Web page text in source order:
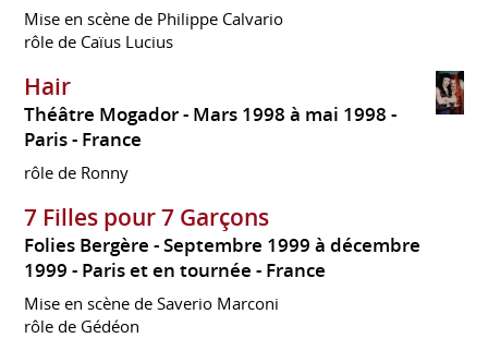
Mise en scène de Philippe Calvario
rôle de Caïus Lucius
Hair
Théâtre Mogador
Mars 1998 à mai 1998
Paris
France
rôle de Ronny
7 Filles pour 7 Garçons
Folies Bergère
Septembre 1999 à décembre
1999 Paris et en tournée France
Mise en scène de Saverio Marconi
rôle de Gédéon